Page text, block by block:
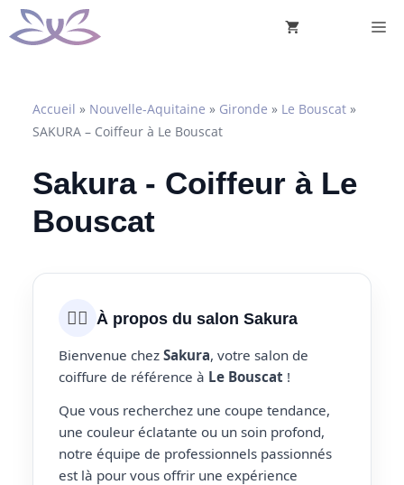
Aller
au
Accueil » Nouvelle-Aquitaine » Gironde » Le Bouscat »
SAKURA – Coiffeur à Le Bouscat
Sakura - Coiffeur à Le
Bouscat
💇‍♀️ À propos du salon Sakura
Bienvenue chez Sakura, votre salon de
coiffure de référence à Le Bouscat !
Que vous recherchez une coupe tendance,
une couleur éclatante ou un soin profond,
notre équipe de professionnels passionnés
est là pour vous offrir une expérience